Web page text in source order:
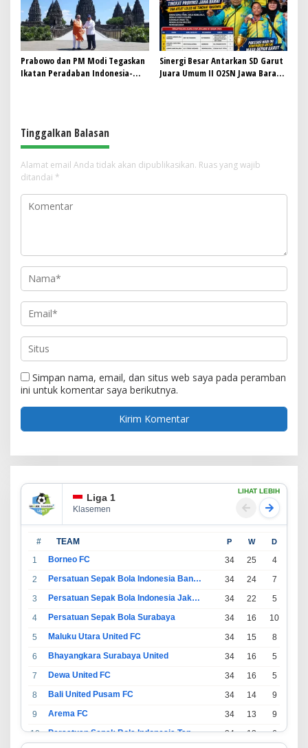
Prabowo dan PM Modi Tegaskan
Ikatan Peradaban Indonesia-
Sinergi Besar Antarkan SD Garut
Juara Umum II O2SN Jawa Barat
Tinggalkan Balasan
Alamat email Anda tidak akan dipublikasikan. Ruas yang wajib
ditandai *
Simpan nama, email, dan situs web saya pada peramban
ini untuk komentar saya berikutnya.
Liga 1
Klasemen
LIHAT LEBIH
# TEAM P W D
1 Borneo FC 34 25 4
2
Persatuan Sepak Bola Indonesia Bandung 34 24 7
3
Persatuan Sepak Bola Indonesia Jakarta 34 22 5
4
Persatuan Sepak Bola Surabaya 34 16 10
5
Maluku Utara United FC 34 15 8
6
Bhayangkara Surabaya United 34 16 5
7
Dewa United FC 34 16 5
8
Bali United Pusam FC 34 14 9
9
Arema FC 34 13 9
10
Persatuan Sepak Bola Indonesia Tangerang 34 13 6